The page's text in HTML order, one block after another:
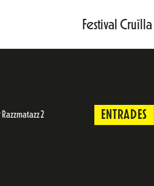
Festival Cruïlla
Razzmatazz 2 ENTRADES